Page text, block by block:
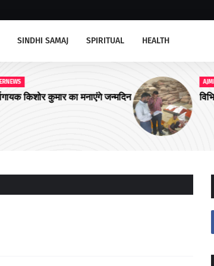
SINDHI SAMAJ SPIRITUAL HEALTH
विभिन्न फर्मों पर हुई कार्यवाही, लगाया जुर्माना